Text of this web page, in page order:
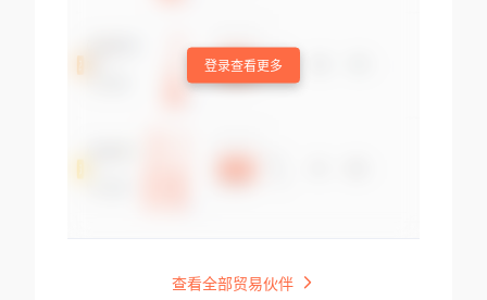
登录查看更多
查看全部贸易伙伴